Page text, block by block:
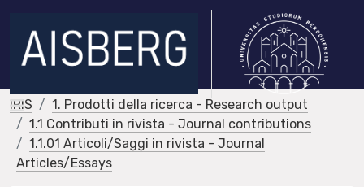
IRIS
1. Prodotti della ricerca - Research output
1.1 Contributi in rivista - Journal contributions
1.1.01 Articoli/Saggi in rivista - Journal
Articles/Essays